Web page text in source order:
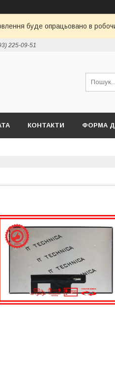
буде опрацьовано в
225-09-51
КОНТАКТИ ФОРМА